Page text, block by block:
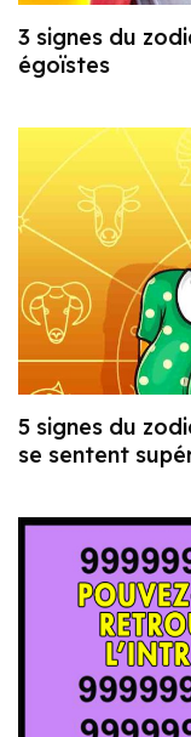
3 signes du
égoïstes
5 signes du
se sentent